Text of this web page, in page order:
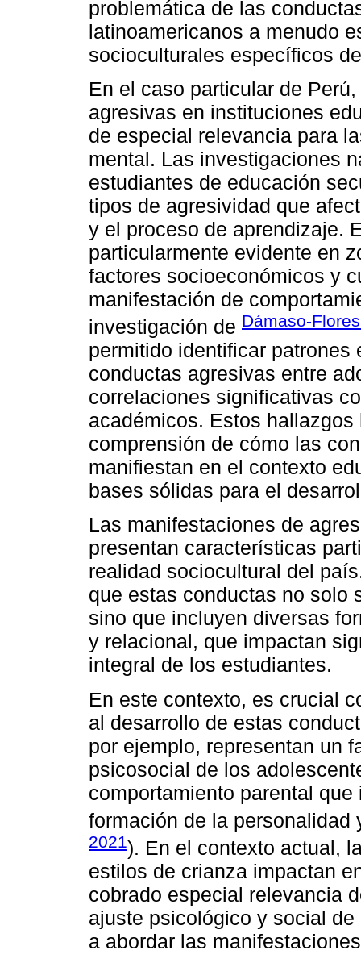
problemática de las
latinoamericanos a menudo
socioculturales específicos
En el caso particular de
agresivas en instituciones
de especial relevancia para
mental. Las investigaciones
estudiantes de educación
tipos de agresividad que
y el proceso de aprendizaje.
particularmente evidente en
factores socioeconómicos y
manifestación de
investigación de Dámaso-
permitido identificar
conductas agresivas entre
correlaciones significativas
académicos. Estos
comprensión de cómo las
manifiestan en el contexto
bases sólidas para el
Las manifestaciones de
presentan características
realidad sociocultural del
que estas conductas no solo
sino que incluyen diversas
y relacional, que impactan
integral de los estudiantes.
En este contexto, es crucial
al desarrollo de estas
por ejemplo, representan un
psicosocial de los
comportamiento parental
formación de la personalidad
2021). En el contexto actual,
estilos de crianza impactan
cobrado especial relevancia
ajuste psicológico y social
a abordar las